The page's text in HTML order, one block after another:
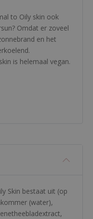
to Oily skin ook
Omdat er zoveel
en het
is helemaal vegan.
Skin bestaat uit (op
(water),
,